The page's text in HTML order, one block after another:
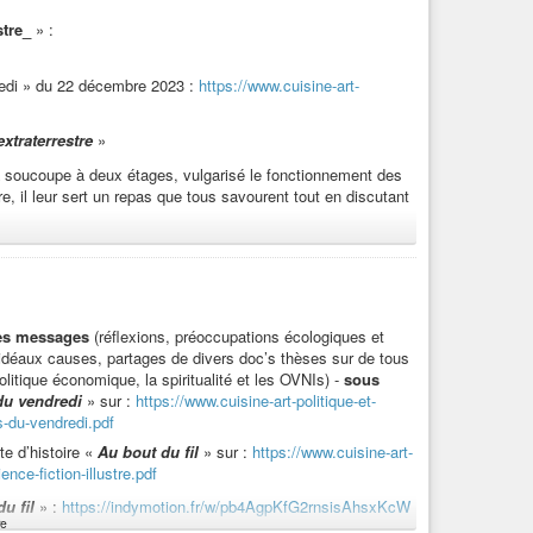
» :
» du 22 décembre 2023 : https://www.cuisine-art-
»
à deux étages, vulgarisé le fonctionnement des
il leur sert un repas que tous savourent tout en discutant
une spécialité de votre planète ? Elle ressemble à… »
chefs ? »
? Et puis aussi du plat principal, je ne sais quelle est
pas souvenir d’avoir mangé jusqu’alors un de la chair
humaine de sorte à ce qu’elle accouche un beau jour
d’humaine, et à la place de nourrir le bébé avec son lait,
messages (réflexions, préoccupations écologiques et
causes, partages de divers doc’s thèses sur de tous
économique, la spiritualité et les OVNIs) - sous
vendredi » sur : https://www.cuisine-art-politique-et-
du-vendredi.pdf
d’histoire « Au bout du fil » sur : https://www.cuisine-art-
fiction-illustre.pdf
fil » : https://indymotion.fr/w/pb4AgpKfG2rnsisAhsxKcW